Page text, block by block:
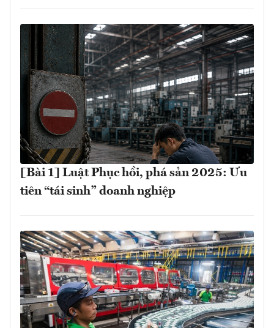
[Bài 1] Luật Phục hồi, phá sản 2025: Ưu
tiên “tái sinh” doanh nghiệp